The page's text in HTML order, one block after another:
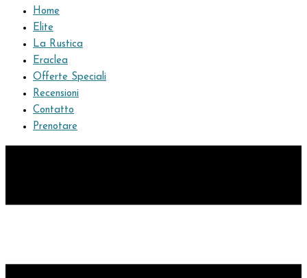
Home
Elite
La Rustica
Eraclea
Offerte Speciali
Recensioni
Contatto
Prenotare